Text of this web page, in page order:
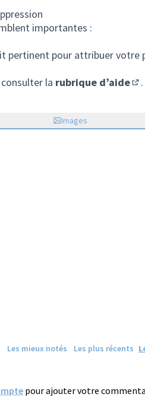
importantes :
pertinent pour attribuer
la rubrique d’aide .
Images
Les mieux notés Les plus récents
pour ajouter votre